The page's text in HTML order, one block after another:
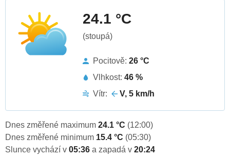
24.1 °C
(stoupá)
Pocitově: 26 °C
Vlhkost: 46 %
Vítr:
V, 5 km/h
Dnes změřené maximum 24.1 °C (12:00)
Dnes změřené minimum 15.4 °C (05:30)
Slunce vychází v 05:36 a zapadá v 20:24